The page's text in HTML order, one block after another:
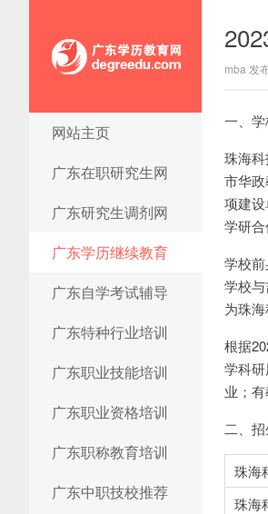
广东学历教育网
网站主页
广东在职研究生网
广东研究生调剂网
广东学历继续教育
广东自学考试辅导
广东特种行业培训
广东职业技能培训
广东职业资格培训
广东职称教育培训
广东中职技校推荐
mba 发
一、
珠海
市华
项建
学研
学校
学校
为珠
根据
学科
业；
二、
珠海
珠海